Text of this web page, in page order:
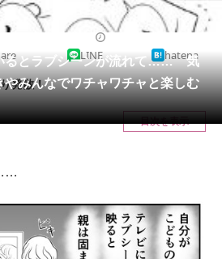
リサーチ
ージ
未来
るとラブシーンが流れて…… 気
みんなでワチャワチャと楽しむ
LINE hatena
発散！
目次を表示